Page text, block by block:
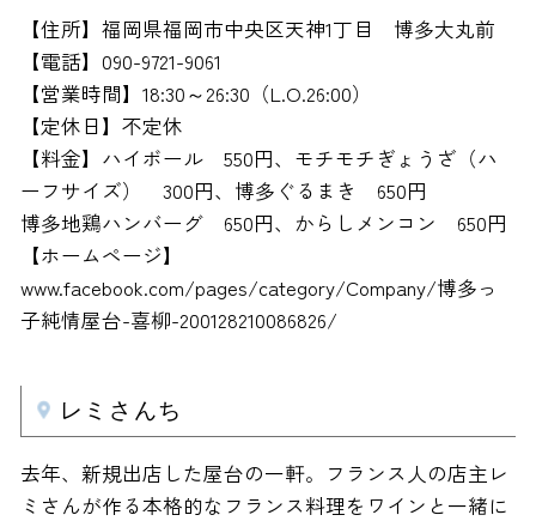
【住所】福岡県福岡市中央区天神1丁目 博多大丸前
【電話】090-9721-9061
【営業時間】18:30～26:30（L.O.26:00）
【定休日】不定休
【料金】ハイボール 550円、モチモチぎょうざ（ハ
ーフサイズ） 300円、博多ぐるまき 650円
博多地鶏ハンバーグ 650円、からしメンコン 650円
【ホームページ】
www.facebook.com/pages/category/Company/博多っ
子純情屋台-喜柳-200128210086826/
レミさんち
去年、新規出店した屋台の一軒。フランス人の店主レ
ミさんが作る本格的なフランス料理をワインと一緒に